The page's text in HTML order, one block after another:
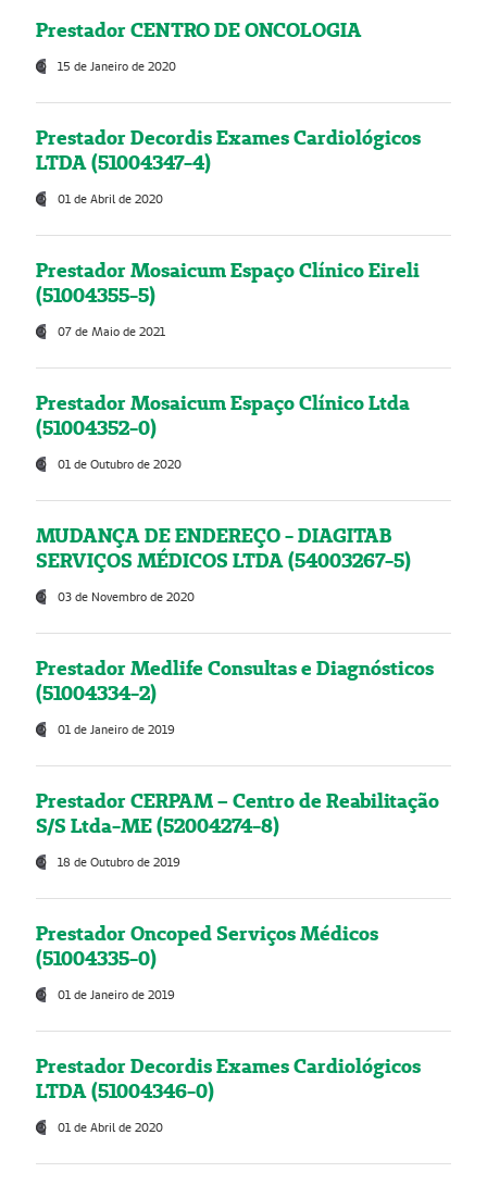
Prestador CENTRO DE ONCOLOGIA
15 de Janeiro de 2020
Prestador Decordis Exames Cardiológicos
LTDA (51004347-4)
01 de Abril de 2020
Prestador Mosaicum Espaço Clínico Eireli
(51004355-5)
07 de Maio de 2021
Prestador Mosaicum Espaço Clínico Ltda
(51004352-0)
01 de Outubro de 2020
MUDANÇA DE ENDEREÇO - DIAGITAB
SERVIÇOS MÉDICOS LTDA (54003267-5)
03 de Novembro de 2020
Prestador Medlife Consultas e Diagnósticos
(51004334-2)
01 de Janeiro de 2019
Prestador CERPAM – Centro de Reabilitação
S/S Ltda-ME (52004274-8)
18 de Outubro de 2019
Prestador Oncoped Serviços Médicos
(51004335-0)
01 de Janeiro de 2019
Prestador Decordis Exames Cardiológicos
LTDA (51004346-0)
01 de Abril de 2020